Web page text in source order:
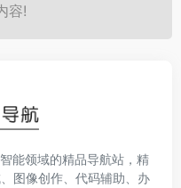
容!
能领域的精品导航站，精
图像创作、代码辅助、办